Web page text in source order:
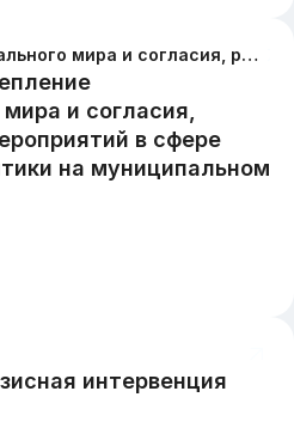
Укрепление межнационального мира и согласия, реализация иных мероприятий в сфере национальной политики на муниципальном уровне